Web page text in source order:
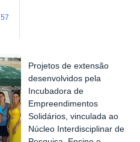
Projetos de extensão
desenvolvidos pela
Incubadora de
Empreendimentos
Solidários, vinculada ao
Núcleo Interdisciplinar de